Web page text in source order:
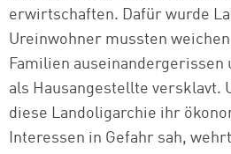
erwirtschaften. Dafür wurde
Ureinwohner mussten
Familien
als Hausangestellte versklavt.
diese Landoligarchie ihr
Interessen in Gefahr sah,